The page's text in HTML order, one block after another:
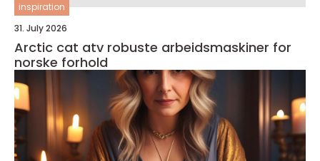
inspiration
31. July 2026
Arctic cat atv robuste arbeidsmaskiner for
norske forhold